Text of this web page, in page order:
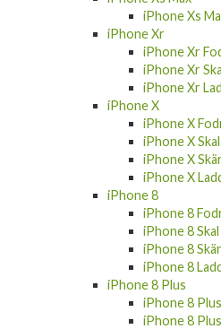
iPhone Xs
iPhone Xr
iPhone Xr
iPhone Xr
iPhone Xr
iPhone X
iPhone X
iPhone X Skal
iPhone X
iPhone X
iPhone 8
iPhone 8
iPhone 8 Skal
iPhone 8
iPhone 8
iPhone 8 Plus
iPhone 8
iPhone 8